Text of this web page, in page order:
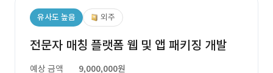
유사도 높음 외주
전문자 매칭 플랫폼 웹 및 앱 패키징 개발
예상 금액
9,000,000원